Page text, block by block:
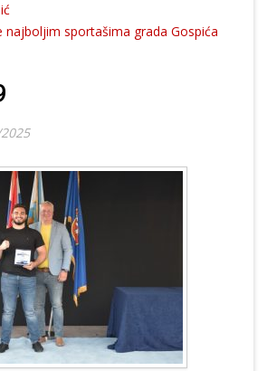
najboljim sportašima grada Gospića